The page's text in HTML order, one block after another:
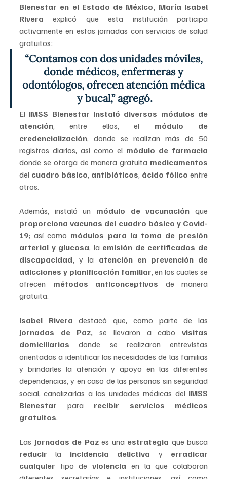
Bienestar en el Estado de México, María Isabel
Rivera explicó que esta institución participa
activamente en estas jornadas con servicios de salud
gratuitos:
“Contamos con dos unidades móviles,
donde médicos, enfermeras y
odontólogos, ofrecen atención médica
y bucal,” agregó.
El IMSS Bienestar instaló diversos módulos de
atención, entre ellos, el módulo de
credencialización, donde se realizan más de 50
registros diarios, así como el
donde se otorga de manera gratuita
del cuadro básico, antibióticos, ácido fólico entre
otros.
Además, instaló un módulo de vacunación que
proporciona vacunas del cuadro básico y Covid-
19; así como módulos para la toma de presión
arterial y glucosa, la emisión de certificados de
discapacidad, y la atención en prevención de
adicciones y planificación familiar, en los cuales se
ofrecen métodos anticonceptivos de manera
gratuita.
Isabel Rivera
Jornadas de Paz, se llevaron a cabo visitas
domiciliarias donde se realizaron entrevistas
orientadas a identificar las necesidades de las familias
y brindarles la atención y apoyo en las diferentes
dependencias, y en caso de las personas sin seguridad
social, canalizarlas a las unidades médicas del IMSS
Bienestar para recibir servicios médicos
gratuitos.
Las Jornadas de Paz es una estrategia
reducir la incidencia delictiva y erradicar
cualquier tipo de violencia en la que colaboran